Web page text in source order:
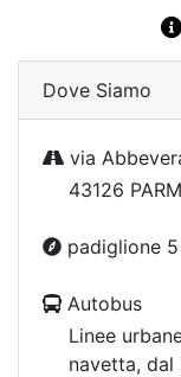
Dove Siamo
via
43126
padiglione
Autobus
Linee
navetta, dal